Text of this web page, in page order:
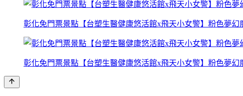
彰化免門票景點【台塑生醫健康悠活館x飛天小女警】粉色夢
彰化免門票景點【台塑生醫健康悠活館x飛天小女警】粉色夢